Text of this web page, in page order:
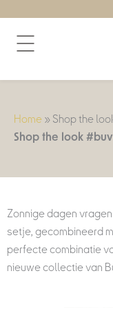
Home » Shop the
Shop the look
Zonnige dagen
setje, gecombineerd
perfecte combinatie
nieuwe collectie van